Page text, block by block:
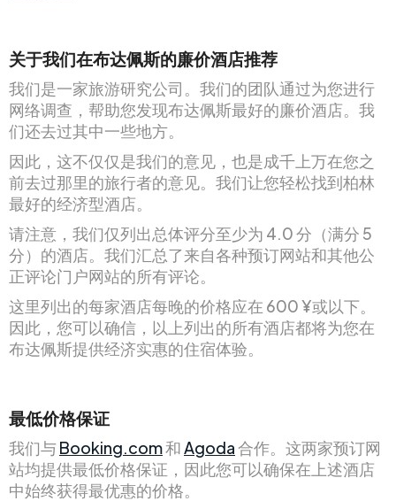
关于我们在布达佩斯的廉价酒店推荐
我们是一家旅游研究公司。我们的团队通过为您进行
网络调查，帮助您发现布达佩斯最好的廉价酒店。我
们还去过其中一些地方。
因此，这不仅仅是我们的意见，也是成千上万在您之
前去过那里的旅行者的意见。我们让您轻松找到柏林
最好的经济型酒店。
请注意，我们仅列出总体评分至少为 4.0 分（满分 5
分）的酒店。我们汇总了来自各种预订网站和其他公
正评论门户网站的所有评论。
这里列出的每家酒店每晚的价格应在 600 ¥或以下。
因此，您可以确信，以上列出的所有酒店都将为您在
布达佩斯提供经济实惠的住宿体验。
最低价格保证
我们与Booking.com和Agoda合作。这两家预订网
站均提供最低价格保证，因此您可以确保在上述酒店
中始终获得最优惠的价格。